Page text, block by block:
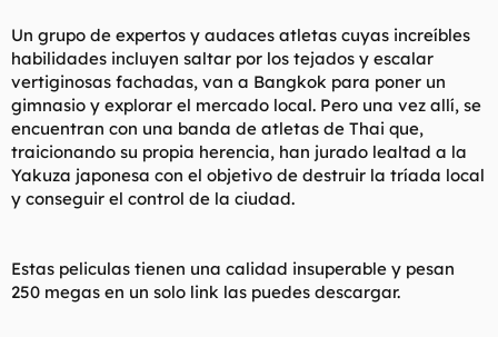
Un grupo de expertos y audaces atletas cuyas increíbles
habilidades incluyen saltar por los tejados y escalar
vertiginosas fachadas, van a Bangkok para poner un
gimnasio y explorar el mercado local. Pero una vez allí, se
encuentran con una banda de atletas de Thai que,
traicionando su propia herencia, han jurado lealtad a la
Yakuza japonesa con el objetivo de destruir la tríada local
y conseguir el control de la ciudad.
Estas peliculas tienen una calidad insuperable y pesan
250 megas en un solo link las puedes descargar.